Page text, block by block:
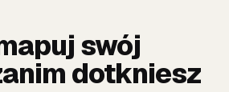
swój
dotkniesz